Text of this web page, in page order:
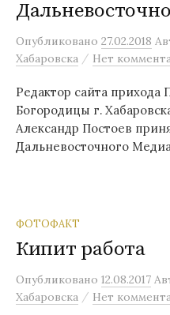
Опубликовано 27.02.2018
Хабаровска / Нет
Редактор сайта прихода
Богородицы г.
Александр Постоев
Дальневосточного
ФОТОФАКТ
Кипит работа
Опубликовано 12.08.2017
Хабаровска / Нет